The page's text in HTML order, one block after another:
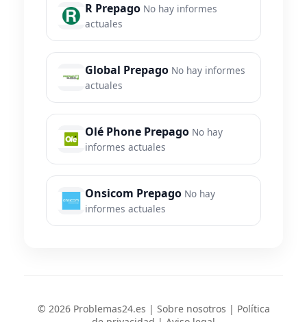
R Prepago No hay informes
actuales
Global Prepago No hay informes
actuales
Olé Phone Prepago No hay
informes actuales
Onsicom Prepago No hay
informes actuales
© 2026 Problemas24.es | Sobre nosotros | Política